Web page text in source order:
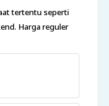
tertentu seperti
Harga reguler